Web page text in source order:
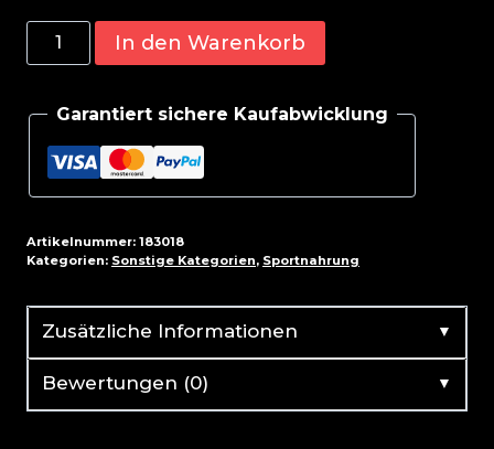
Genius
Nutrition
Booster
PROBEN
10x10g
Menge
In den Warenkorb
Garantiert sichere Kaufabwicklung
Artikelnummer: 183018
Kategorien: Sonstige Kategorien, Sportnahrung
Zusätzliche Informationen ▼
Bewertungen (0) ▼